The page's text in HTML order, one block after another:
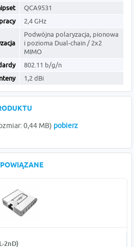
QCA9531
2,4 GHz
Podwójna polaryzacja, pionowa
i pozioma Dual-chain / 2x2
MIMO
802.11 b/g/n
1,2 dBi
0,44 MB) pobierz
2nD)